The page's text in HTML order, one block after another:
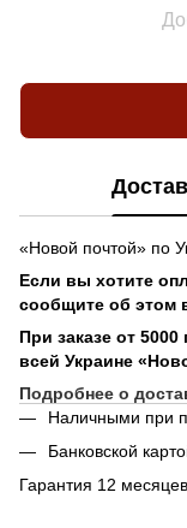
«Новой почтой» по
Если вы хотите
сообщите об этом
При заказе от 5000
всей Украине
Подробнее о
Наличными при
Банковской
Гарантия 12 месяцев